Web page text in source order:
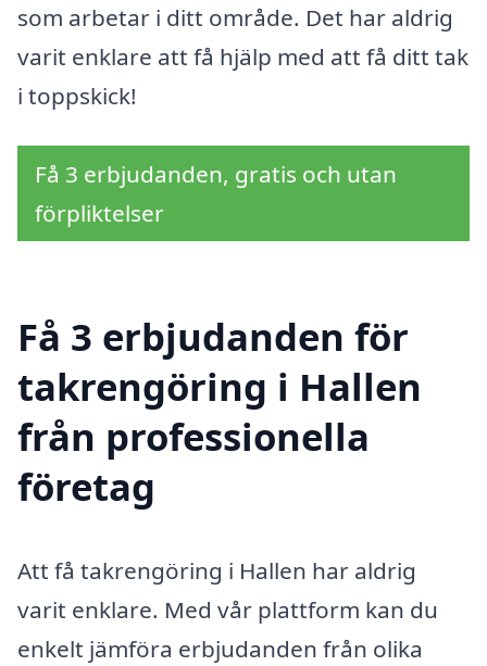
som arbetar i ditt område. Det har aldrig
varit enklare att få hjälp med att få ditt tak
i toppskick!
Få 3 erbjudanden, gratis och utan
förpliktelser
Få 3 erbjudanden för
takrengöring i Hallen
från professionella
företag
Att få takrengöring i Hallen har aldrig
varit enklare. Med vår plattform kan du
enkelt jämföra erbjudanden från olika